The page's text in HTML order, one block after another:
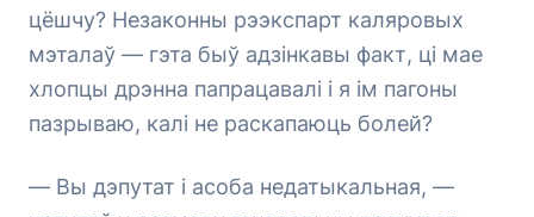
цёшчу? Незаконны рээкспарт каляровых
мэталаў — гэта быў адзінкавы факт, ці мае
хлопцы дрэнна папрацавалі і я ім пагоны
пазрываю, калі не раскапаюць болей?
— Вы дэпутат і асоба недатыкальная, —